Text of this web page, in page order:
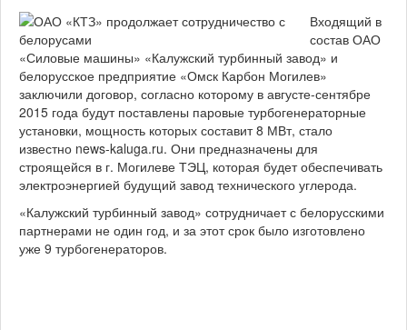
0
.
2
0
1
4
Входящий в
состав ОАО
«Силовые машины» «Калужский турбинный завод» и
белорусское предприятие «Омск Карбон Могилев»
заключили договор, согласно которому в августе-сентябре
2015 года будут поставлены паровые турбогенераторные
установки, мощность которых составит 8 МВт, стало
известно news-kaluga.ru. Они предназначены для
строящейся в г. Могилеве ТЭЦ, которая будет обеспечивать
электроэнергией будущий завод технического углерода.
«Калужский турбинный завод» сотрудничает с белорусскими
партнерами не один год, и за этот срок было изготовлено
уже 9 турбогенераторов.